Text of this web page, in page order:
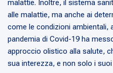
malattie. Inoltre, il sistema
alle malattie, ma anche ai
come le condizioni ambientali,
pandemia di Covid-19 ha
approccio olistico alla salute,
sua interezza, e non solo i